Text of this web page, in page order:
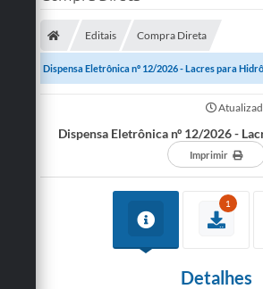
ÁGUA
COMPRAS E LICITAÇÕES
Editais Compra Direta
Dispensa Eletrônica nº 12/2026 - Lacres para
Dispensa Eletrônica nº 12/2026 -
Imprimir
1
Detalhes